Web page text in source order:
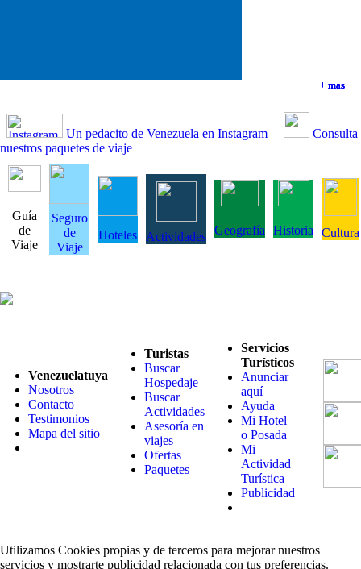
+ mas
+ mas
+ mas
+ mas
Un pedacito de Venezuela en Instagram
Consulta
nuestros paquetes de viaje
Guía
de
Viaje
Seguro
de
Viaje
Hoteles Actividades Geografía Historia Cultura
Venezuelatuya
Nosotros
Contacto
Testimonios
Mapa del sitio
Turistas
Buscar
Hospedaje
Buscar
Actividades
Asesoría en
viajes
Ofertas
Paquetes
Servicios
Turísticos
Anunciar
aquí
Ayuda
Mi Hotel
o Posada
Mi
Actividad
Turística
Publicidad
Utilizamos Cookies propias y de terceros para mejorar nuestros
servicios y mostrarte publicidad relacionada con tus preferencias.